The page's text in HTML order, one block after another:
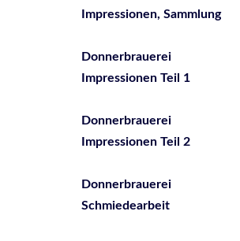
Impressionen, Sammlung
Donnerbrauerei
Impressionen Teil 1
Donnerbrauerei
Impressionen Teil 2
Donnerbrauerei
Schmiedearbeit